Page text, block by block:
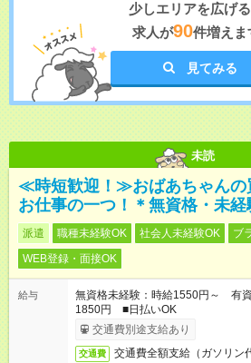
少しエリアを広げる
求人が90件増えま
見てみる
未読
≪時短歓迎！≫おばあちゃんの
お仕事の一つ！＊無資格・未
派遣 職種未経験OK 社会人未経験OK
ブ
WEB登録・面接OK
給与
無資格未経験：時給1550円～ 有
1850円 ■日払いOK
交通費別途支給あり
交通費 交通費全額支給（ガソリン